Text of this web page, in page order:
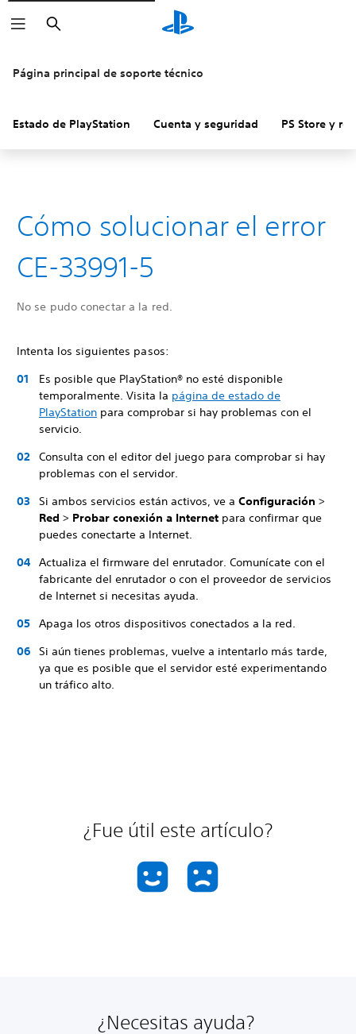
Buscar
Página principal de soporte técnico
Estado de PlayStation Cuenta y seguridad PS Store y
Cómo solucionar el error
CE-33991-5
No se pudo conectar a la red.
Intenta los siguientes pasos:
Es posible que PlayStation® no esté disponible
temporalmente. Visita la página de estado de
PlayStation para comprobar si hay problemas con el
servicio.
Consulta con el editor del juego para comprobar si hay
problemas con el servidor.
Si ambos servicios están activos, ve a Configuración >
Red > Probar conexión a Internet para confirmar que
puedes conectarte a Internet.
Actualiza el firmware del enrutador. Comunícate con el
fabricante del enrutador o con el proveedor de servicios
de Internet si necesitas ayuda.
Apaga los otros dispositivos conectados a la red.
Si aún tienes problemas, vuelve a intentarlo más tarde,
ya que es posible que el servidor esté experimentando
un tráfico alto.
¿Fue útil este artículo?
¿Necesitas ayuda?